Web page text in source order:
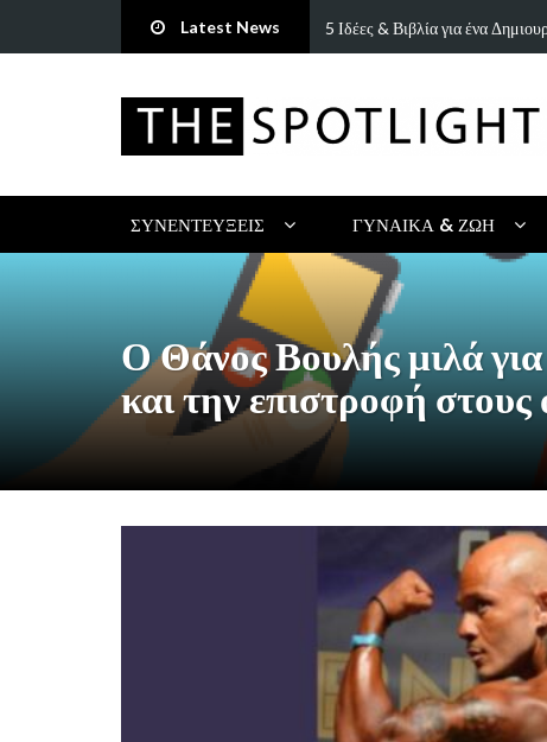
Latest News
Πανανάκη που σπάει τη… 5 Ιδέες & Βιβλία για ένα
ΣΥΝΕΝΤΕΎΞΕΙΣ ΓΥΝΑΊΚΑ & ΖΩΉ
Ο Θάνος Βουλής μιλά
και την επιστροφή στους